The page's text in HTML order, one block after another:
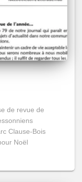
de revue de
Clause-Bois
Noël